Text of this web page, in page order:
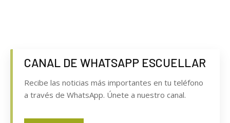
CANAL DE WHATSAPP ESCUELLAR
Recibe las noticias más importantes en tu teléfono
a través de WhatsApp. Únete a nuestro canal.